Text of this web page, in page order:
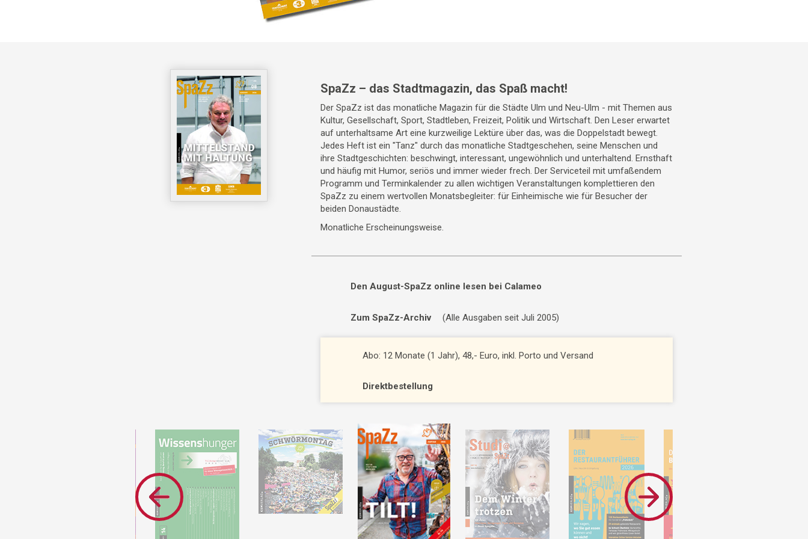
SpaZz – das Stadtmagazin, das Spaß macht!
Der SpaZz ist das monatliche Magazin für die Städte Ulm und Neu-Ulm - mit Themen aus
Kultur, Gesellschaft, Sport, Stadtleben, Freizeit, Politik und Wirtschaft. Den Leser erwartet
auf unterhaltsame Art eine kurzweilige Lektüre über das, was die Doppelstadt bewegt.
Jedes Heft ist ein "Tanz" durch das monatliche Stadtgeschehen, seine Menschen und
ihre Stadtgeschichten: beschwingt, interessant, ungewöhnlich und unterhaltend. Ernsthaft
und häufig mit Humor, seriös und immer wieder frech. Der Serviceteil mit umfaßendem
Programm und Terminkalender zu allen wichtigen Veranstaltungen komplettieren den
SpaZz zu einem wertvollen Monatsbegleiter: für Einheimische wie für Besucher der
beiden Donaustädte.
Monatliche Erscheinungsweise.
Den August-SpaZz online lesen bei Calameo
Zum SpaZz-Archiv (Alle Ausgaben seit Juli 2005)
Abo: 12 Monate (1 Jahr), 48,- Euro, inkl. Porto und Versand
Direktbestellung